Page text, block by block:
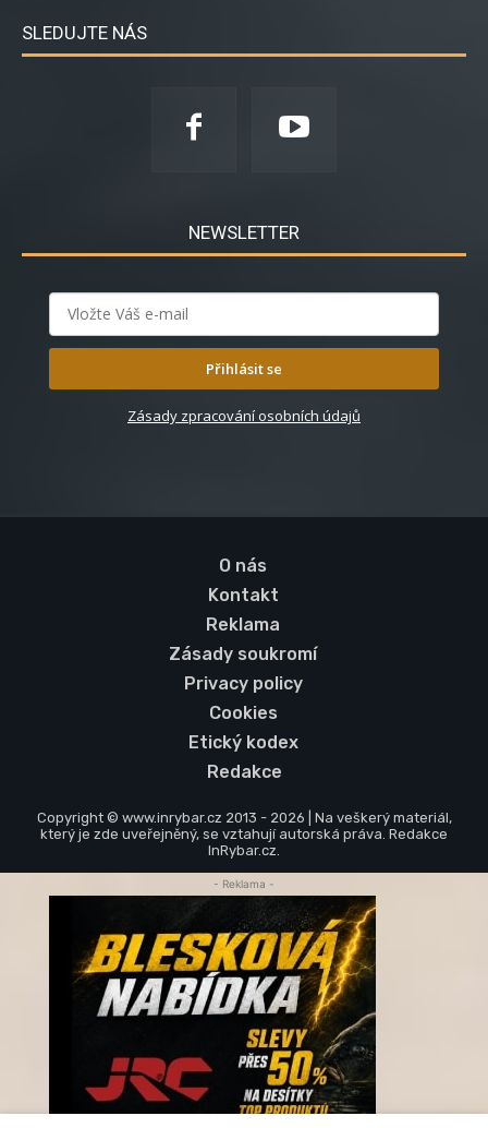
SLEDUJTE NÁS
NEWSLETTER
Přihlásit se
Zásady zpracování osobních údajů
O nás
Kontakt
Reklama
Zásady soukromí
Privacy policy
Cookies
Etický kodex
Redakce
Copyright © www.inrybar.cz 2013 - 2026 | Na veškerý materiál,
který je zde uveřejněný, se vztahují autorská práva. Redakce
InRybar.cz.
- Reklama -